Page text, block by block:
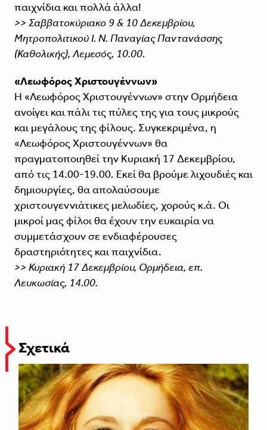
παιχνίδια και πολλά άλλα!
>> Σαββατοκύριακο 9 & 10 Δεκεμβρίου,
Μητροπολιτικού Ι. Ν. Παναγίας Παντανάσσης
(Καθολικής), Λεμεσός, 10.00.
«Λεωφόρος Χριστουγέννων»
Η «Λεωφόρος Χριστουγέννων» στην Ορμήδεια
ανοίγει και πάλι τις πύλες της για τους μικρούς
και μεγάλους της φίλους. Συγκεκριμένα, η
«Λεωφόρος Χριστουγέννων» θα
πραγματοποιηθεί την Κυριακή 17 Δεκεμβρίου,
από τις 14.00-19.00. Εκεί θα βρούμε λιχουδιές και
δημιουργίες, θα απολαύσουμε
χριστουγεννιάτικες μελωδίες, χορούς κ.ά. Οι
μικροί μας φίλοι θα έχουν την ευκαιρία να
συμμετάσχουν σε ενδιαφέρουσες
δραστηριότητες και παιχνίδια.
>> Κυριακή 17 Δεκεμβρίου, Ορμήδεια, επ.
Λευκωσίας, 14.00.
Σχετικά